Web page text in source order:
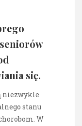
się.
niezwykle
stanu
W